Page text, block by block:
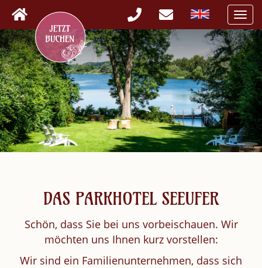
DAS PARKHOTEL SEEUFER
Schön, dass Sie bei uns vorbeischauen. Wir
möchten uns Ihnen kurz vorstellen:
Wir sind ein Familienunternehmen, dass sich